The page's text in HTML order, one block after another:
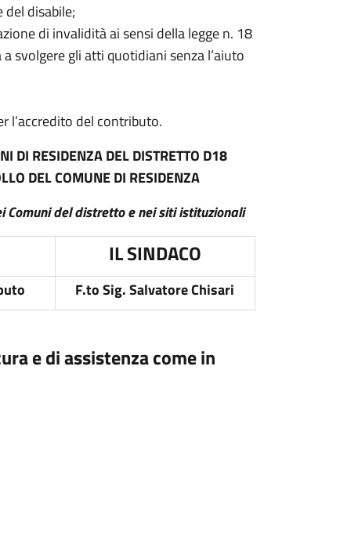
disabile;
di invalidità ai sensi della legge n. 18
svolgere gli atti quotidiani senza l’aiuto
l’accredito del contributo.
DI RESIDENZA DEL DISTRETTO D18
DEL COMUNE DI RESIDENZA
Comuni del distretto e nei siti istituzionali
IL SINDACO
F.to Sig. Salvatore Chisari
e di assistenza come in